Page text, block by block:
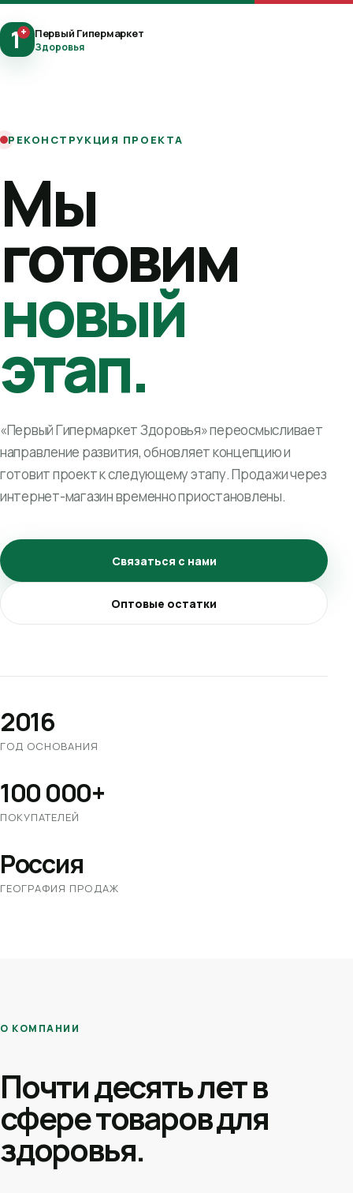
1+ Первый Гипермаркет
Здоровья
РЕКОНСТРУКЦИЯ ПРОЕКТА
Мы
готовим
новый
этап.
«Первый Гипермаркет Здоровья» переосмысливает
направление развития, обновляет концепцию и
готовит проект к следующему этапу. Продажи через
интернет-магазин временно приостановлены.
Связаться с нами
Оптовые остатки
2016
ГОД ОСНОВАНИЯ
100 000+
ПОКУПАТЕЛЕЙ
Россия
ГЕОГРАФИЯ ПРОДАЖ
О КОМПАНИИ
Почти десять лет в
сфере товаров для
здоровья.